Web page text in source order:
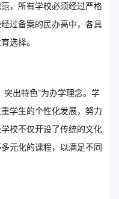
，所有学校必须经过严格
过备案的民办高中，各具
选择。
出特色”为办学理念。学
学生的个性化发展，努力
校不仅开设了传统的文化
元化的课程，以满足不同